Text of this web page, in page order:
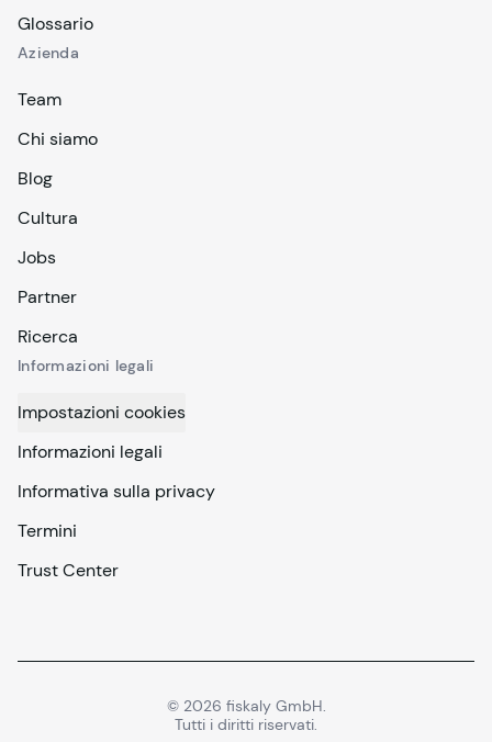
Glossario
Azienda
Team
Chi siamo
Blog
Cultura
Jobs
Partner
Ricerca
Informazioni legali
Impostazioni cookies
Informazioni legali
Informativa sulla privacy
Termini
Trust Center
© 2026 fiskaly GmbH.
Tutti i diritti riservati.